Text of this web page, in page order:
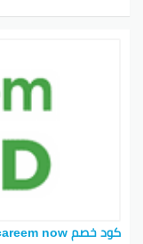
كود خصم careem now